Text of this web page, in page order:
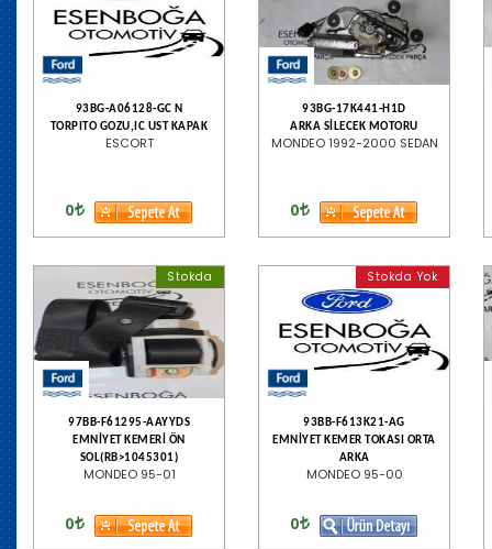
93BG-A06128-GC N
TORPITO GOZU,IC UST KAPAK
ESCORT
0
93BG-17K441-H1D
ARKA SİLECEK MOTORU
MONDEO 1992-2000 SEDAN
0
Stokda
97BB-F61295-AAYYDS
EMNİYET KEMERİ ÖN
SOL(RB>1045301)
MONDEO 95-01
0
Stokda Yok
93BB-F613K21-AG
EMNİYET KEMER TOKASI ORTA
ARKA
MONDEO 95-00
0